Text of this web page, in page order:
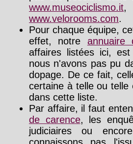
www.museociclismo.it
www.velorooms.com.
Pour chaque équipe,
effet, notre annuaire
affaires listées ici,
nous n'avons pas pu
dopage. De ce fait,
certaine à telle ou telle
dans cette liste.
Par affaire, il faut
de carence, les
judiciaires ou